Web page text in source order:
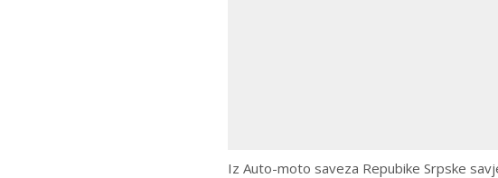
Iz Auto-moto saveza Repubike Srpske